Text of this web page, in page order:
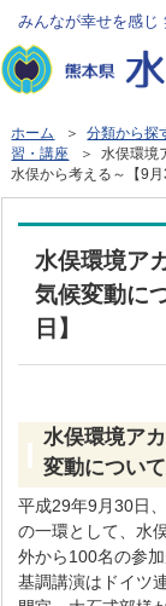
みんなが幸せを感じ
ホーム ＞分類から探
習・講座 ＞ 水俣環境
水俣から考える～【9月
水俣環境ア
気候変動に
日】
水俣環境ア
変動につい
平成29年9月30日
の一環として、水
外から100名の参加
基調講演はドイツ